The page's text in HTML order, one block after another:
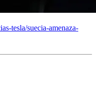
tesla/suecia-amenaza-